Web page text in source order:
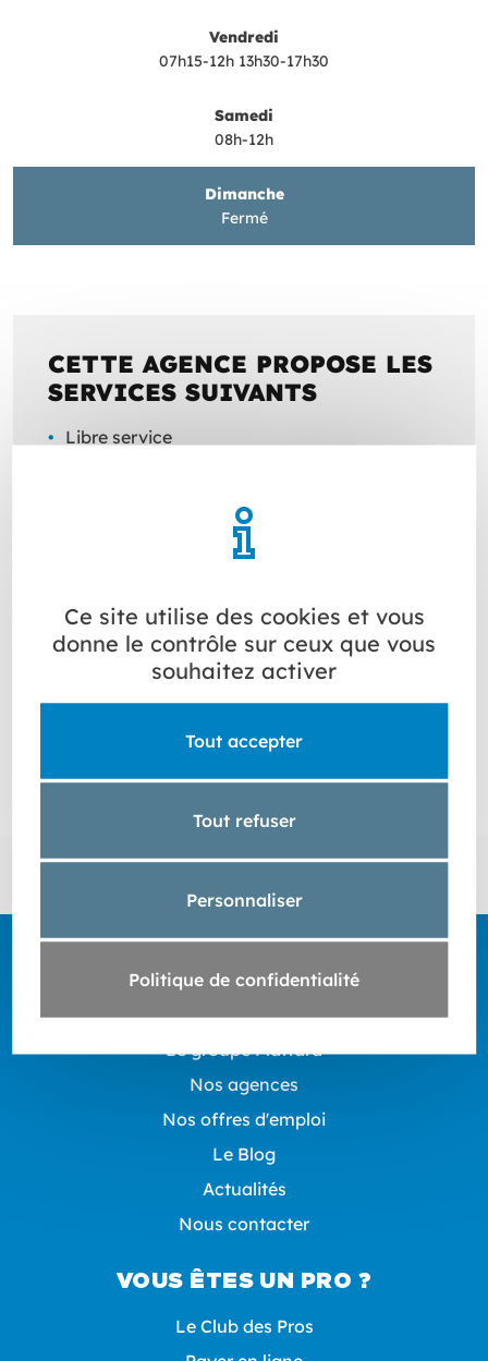
Ce site utilise des cookies et vous
donne le contrôle sur ceux que vous
souhaitez activer
Tout accepter
Tout refuser
Personnaliser
Politique de confidentialité
Vendredi
07h15-12h 13h30-17h30
Samedi
08h-12h
Dimanche
Fermé
CETTE AGENCE PROPOSE LES
SERVICES SUIVANTS
Libre service
Bureau d'études planchers
Plattard Négoce Louhans, votre négoce de matériaux
de construction. Nos équipes d’experts en
construction, rénovation et finition de vos intérieurs et
extérieurs, sont à votre service avec : études
techniques planchers, expo aménagement extérieur,
Le groupe Plattard
Nos agences
Nos offres d'emploi
Le Blog
Actualités
Nous contacter
VOUS ÊTES UN PRO ?
Le Club des Pros